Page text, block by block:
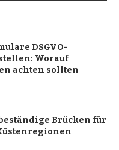
DSGVO-
Worauf
achten sollten
Brücken für